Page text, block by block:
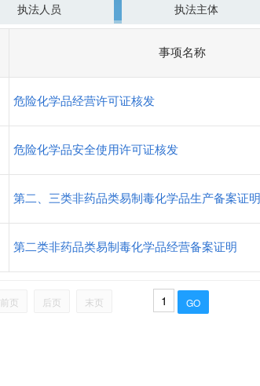
执法人员 执法主体
事项名称
危险化学品经营许可证核发
危险化学品安全使用许可证核发
第二、三类非药品类易制毒化学品生产备案证明
第二类非药品类易制毒化学品经营备案证明
前页 后页 末页